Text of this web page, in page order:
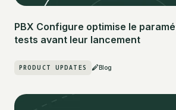
PBX Configure optimise le
tests avant leur lancement
PRODUCT UPDATES Blog